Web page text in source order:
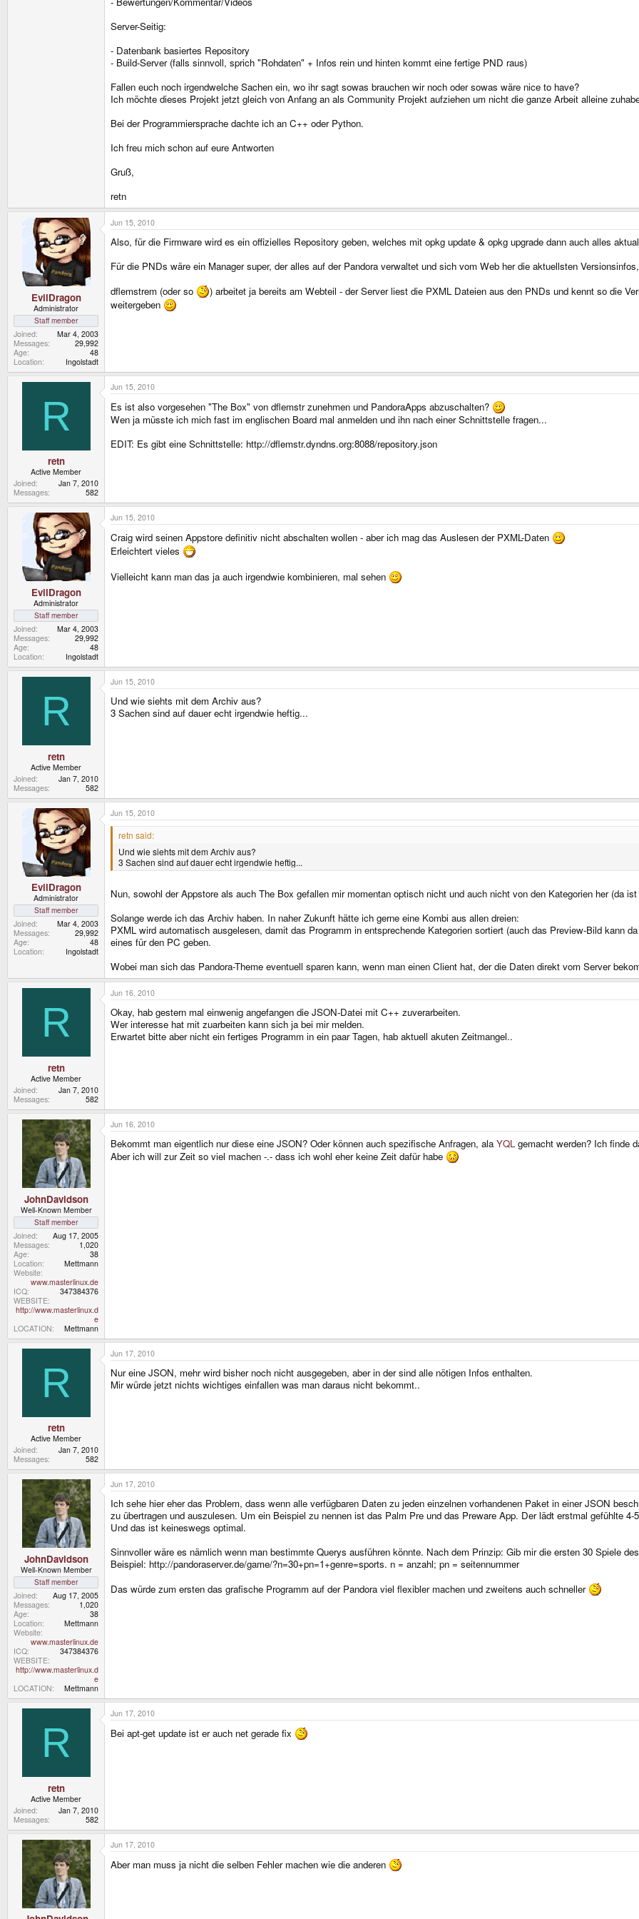
Server-Seitig:
- Datenbank basiertes Repository
- Build-Server (falls sinnvoll, sprich "Rohdaten" + Infos rein und hinten kommt eine fertige PND raus)
Fallen euch noch irgendwelche Sachen ein, wo ihr sagt sowas brauchen wir noch oder sowas wäre nice to have?
Ich möchte dieses Projekt jetzt gleich von Anfang an als Community Projekt aufziehen um nicht die ganze Arbeit alleine
Bei der Programmiersprache dachte ich an C++ oder Python.
Ich freu mich schon auf eure Antworten
Gruß,
retn
EvilDragon
Administrator
Staff member
Joined
Mar 4, 2003
Messages
29,992
Age
48
Location
Ingolstadt
Jun 15, 2010
Also, für die Firmware wird es ein offizielles Repository geben, welches mit opkg update & opkg upgrade dann auch alles
Für die PNDs wäre ein Manager super, der alles auf der Pandora verwaltet und sich vom Web her die aktuellsten
dflemstrem (oder so
) arbeitet ja bereits am Webteil - der Server liest die PXML Dateien aus den PNDs und kennt so die
weitergeben
R
retn
Active Member
Joined
Jan 7, 2010
Messages
582
Jun 15, 2010
Es ist also vorgesehen "The Box" von dflemstr zunehmen und PandoraApps abzuschalten?
Wen ja müsste ich mich fast im englischen Board mal anmelden und ihn nach einer Schnittstelle fragen...
EDIT: Es gibt eine Schnittstelle: http://dflemstr.dyndns.org:8088/repository.json
EvilDragon
Administrator
Staff member
Joined
Mar 4, 2003
Messages
29,992
Age
48
Location
Ingolstadt
Jun 15, 2010
Craig wird seinen Appstore definitiv nicht abschalten wollen - aber ich mag das Auslesen der PXML-Daten
Erleichtert vieles
Vielleicht kann man das ja auch irgendwie kombinieren, mal sehen
R
retn
Active Member
Joined
Jan 7, 2010
Messages
582
Jun 15, 2010
Und wie siehts mit dem Archiv aus?
3 Sachen sind auf dauer echt irgendwie heftig...
EvilDragon
Administrator
Staff member
Joined
Mar 4, 2003
Messages
29,992
Age
48
Location
Ingolstadt
Jun 15, 2010
retn said:
Und wie siehts mit dem Archiv aus?
3 Sachen sind auf dauer echt irgendwie heftig...
Nun, sowohl der Appstore als auch The Box gefallen mir momentan optisch nicht und auch nicht von den Kategorien her (da
Solange werde ich das Archiv haben. In naher Zukunft hätte ich gerne eine Kombi aus allen dreien:
PXML wird automatisch ausgelesen, damit das Programm in entsprechende Kategorien sortiert (auch das Preview-Bild kann
eines für den PC geben.
Wobei man sich das Pandora-Theme eventuell sparen kann, wenn man einen Client hat, der die Daten direkt vom Server
R
retn
Active Member
Joined
Jan 7, 2010
Messages
582
Jun 16, 2010
Okay, hab gestern mal einwenig angefangen die JSON-Datei mit C++ zuverarbeiten.
Wer interesse hat mit zuarbeiten kann sich ja bei mir melden.
Erwartet bitte aber nicht ein fertiges Programm in ein paar Tagen, hab aktuell akuten Zeitmangel..
JohnDavidson
Well-Known Member
Staff member
Joined
Aug 17, 2005
Messages
1,020
Age
38
Location
Mettmann
Website
www.masterlinux.de
ICQ
347384376
WEBSITE
http://www.masterlinux.d
e
LOCATION
Mettmann
Jun 16, 2010
Bekommt man eigentlich nur diese eine JSON? Oder können auch spezifische Anfragen, ala YQL gemacht werden? Ich finde
Aber ich will zur Zeit so viel machen -.- dass ich wohl eher keine Zeit dafür habe
R
retn
Active Member
Joined
Jan 7, 2010
Messages
582
Jun 17, 2010
Nur eine JSON, mehr wird bisher noch nicht ausgegeben, aber in der sind alle nötigen Infos enthalten.
Mir würde jetzt nichts wichtiges einfallen was man daraus nicht bekommt..
JohnDavidson
Well-Known Member
Staff member
Joined
Aug 17, 2005
Messages
1,020
Age
38
Location
Mettmann
Website
www.masterlinux.de
ICQ
347384376
WEBSITE
http://www.masterlinux.d
e
LOCATION
Mettmann
Jun 17, 2010
Ich sehe hier eher das Problem, dass wenn alle verfügbaren Daten zu jeden einzelnen vorhandenen Paket in einer JSON
zu übertragen und auszulesen. Um ein Beispiel zu nennen ist das Palm Pre und das Preware App. Der lädt erstmal gefühlte
Und das ist keineswegs optimal.
Sinnvoller wäre es nämlich wenn man bestimmte Querys ausführen könnte. Nach dem Prinzip: Gib mir die ersten 30 Spiele
Beispiel: http://pandoraserver.de/game/?n=30+pn=1+genre=sports. n = anzahl; pn = seitennummer
Das würde zum ersten das grafische Programm auf der Pandora viel flexibler machen und zweitens auch schneller
R
retn
Active Member
Joined
Jan 7, 2010
Messages
582
Jun 17, 2010
Bei apt-get update ist er auch net gerade fix
Jun 17, 2010
Aber man muss ja nicht die selben Fehler machen wie die anderen